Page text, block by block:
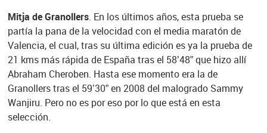
Mitja de Granollers. En los últimos años, esta prueba se
partía la pana de la velocidad con el media maratón de
Valencia, el cual, tras su última edición es ya la prueba de
21 kms más rápida de España tras el 58’48” que hizo allí
Abraham Cheroben. Hasta ese momento era la de
Granollers tras el 59’30” en 2008 del malogrado Sammy
Wanjiru. Pero no es por eso por lo que está en esta
selección.